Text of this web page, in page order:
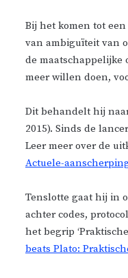
Bij het komen tot
van ambiguïteit van
de maatschappelijke
meer willen doen,
Dit behandelt hij
2015). Sinds de
Leer meer over de
Actuele-
Tenslotte gaat hij in
achter codes,
het begrip
beats Plato: